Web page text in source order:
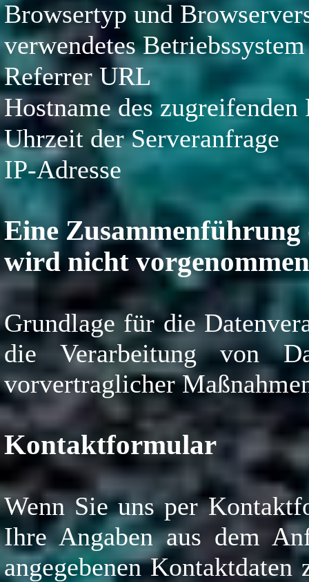
Browsertyp und
verwendetes Betriebssystem
Referrer URL
Hostname des zugreifenden
Uhrzeit der Serveranfrage
IP-Adresse
Eine Zusammenführung
wird nicht
Grundlage für die
die Verarbeitung von
vorvertraglicher
Kontaktformular
Wenn Sie uns per
Ihre Angaben aus dem
angegebenen